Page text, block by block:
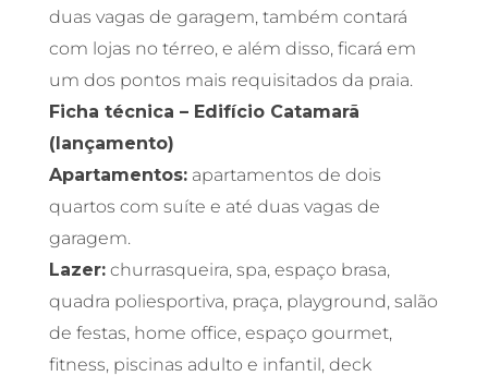
duas vagas de garagem, também contará
com lojas no térreo, e além disso, ficará em
um dos pontos mais requisitados da praia.
Ficha técnica – Edifício Catamarã
(lançamento)
Apartamentos:apartamentos de dois
quartos com suíte e até duas vagas de
garagem.
Lazer:churrasqueira, spa, espaço brasa,
quadra poliesportiva, praça, playground, salão
de festas, home office, espaço gourmet,
fitness, piscinas adulto e infantil, deck